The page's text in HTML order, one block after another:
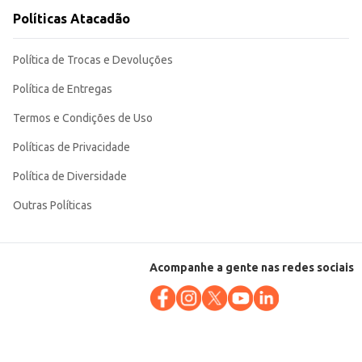
Políticas Atacadão
Política de Trocas e Devoluções
Política de Entregas
Termos e Condições de Uso
Políticas de Privacidade
Política de Diversidade
Outras Políticas
Acompanhe a gente nas redes sociais